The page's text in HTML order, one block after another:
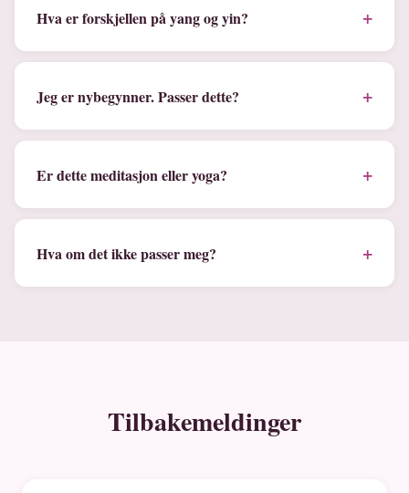
Hva er forskjellen på yang og yin? +
Jeg er nybegynner. Passer dette? +
Er dette meditasjon eller yoga? +
Hva om det ikke passer meg? +
Tilbakemeldinger